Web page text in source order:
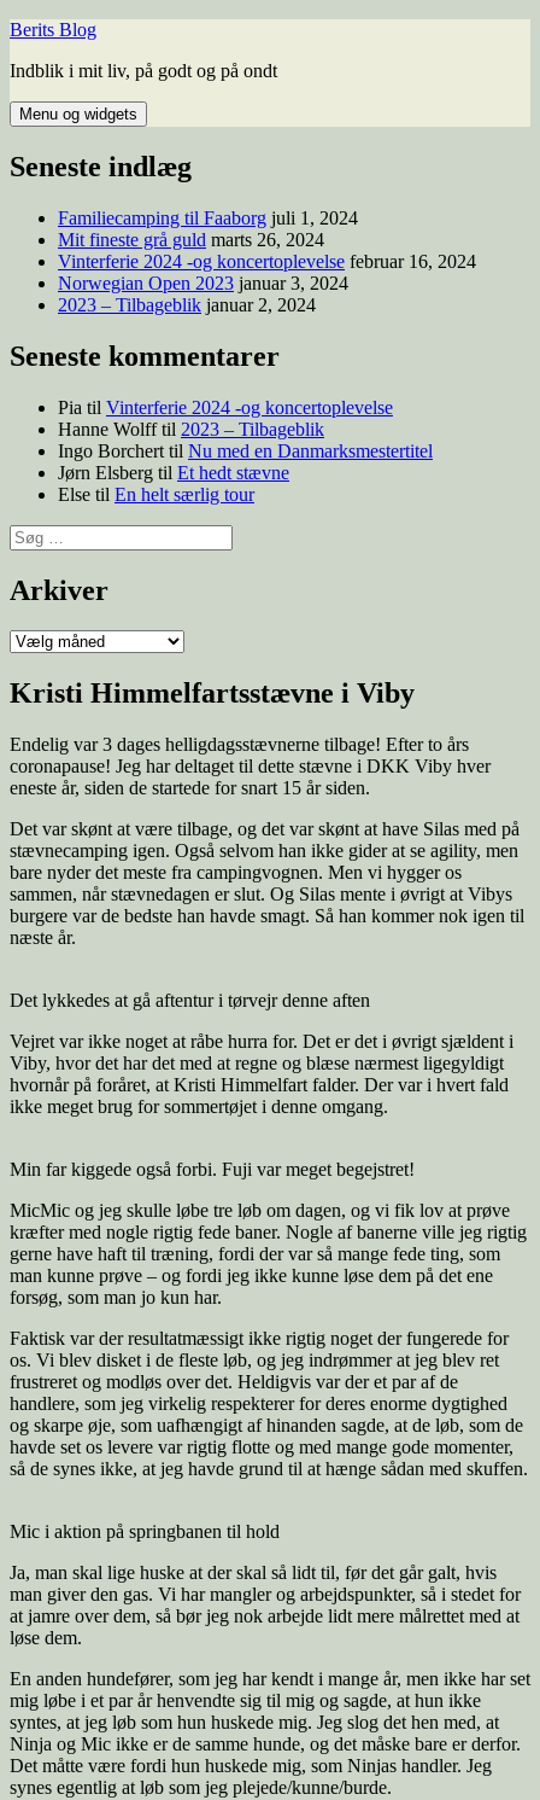
Hop
indhold
Berits Blog
Indblik i mit liv, på godt og på ondt
Menu og widgets
Seneste indlæg
Familiecamping til Faaborg juli 1, 2024
Mit fineste grå guld marts 26, 2024
Vinterferie 2024 -og koncertoplevelse februar 16, 2024
Norwegian Open 2023 januar 3, 2024
2023 – Tilbageblik januar 2, 2024
Seneste kommentarer
Pia til Vinterferie 2024 -og koncertoplevelse
Hanne Wolfftil 2023 – Tilbageblik
Ingo Borchert til Nu med en Danmarksmestertitel
Jørn Elsberg til Et hedt stævne
Else til En helt særlig tour
Søg
efter:
Arkiver
Arkiver
Kristi Himmelfartsstævne i Viby
Endelig var 3 dages helligdagsstævnerne tilbage! Efter to års
coronapause! Jeg har deltaget til dette stævne i DKK Viby hver
eneste år, siden de startede for snart 15 år siden.
Det var skønt at være tilbage, og det var skønt at have Silas med på
stævnecamping igen. Også selvom han ikke gider at se agility, men
bare nyder det meste fra campingvognen. Men vi hygger os
sammen, når stævnedagen er slut. Og Silas mente i øvrigt at Vibys
burgere var de bedste han havde smagt. Så han kommer nok igen til
næste år.
Det lykkedes at gå aftentur i tørvejr denne aften
Vejret var ikke noget at råbe hurra for. Det er det i øvrigt sjældent i
Viby, hvor det har det med at regne og blæse nærmest ligegyldigt
hvornår på foråret, at Kristi Himmelfart falder. Der var i hvert fald
ikke meget brug for sommertøjet i denne omgang.
Min far kiggede også forbi. Fuji var meget begejstret!
MicMic og jeg skulle løbe tre løb om dagen, og vi fik lov at prøve
kræfter med nogle rigtig fede baner. Nogle af banerne ville jeg rigtig
gerne have haft til træning, fordi der var så mange fede ting, som
man kunne prøve – og fordi jeg ikke kunne løse dem på det ene
forsøg, som man jo kun har.
Faktisk var der resultatmæssigt ikke rigtig noget der fungerede for
os. Vi blev disket i de fleste løb, og jeg indrømmer at jeg blev ret
frustreret og modløs over det. Heldigvis var der et par af de
handlere, som jeg virkelig respekterer for deres enorme dygtighed
og skarpe øje, som uafhængigt af hinanden sagde, at de løb, som de
havde set os levere var rigtig flotte og med mange gode momenter,
så de synes ikke, at jeg havde grund til at hænge sådan med skuffen.
Mic i aktion på springbanen til hold
Ja, man skal lige huske at der skal så lidt til, før det går galt, hvis
man giver den gas. Vi har mangler og arbejdspunkter, så i stedet for
at jamre over dem, så bør jeg nok arbejde lidt mere målrettet med at
løse dem.
En anden hundefører, som jeg har kendt i mange år, men ikke har set
mig løbe i et par år henvendte sig til mig og sagde, at hun ikke
syntes, at jeg løb som hun huskede mig. Jeg slog det hen med, at
Ninja og Mic ikke er de samme hunde, og det måske bare er derfor.
Det måtte være fordi hun huskede mig, som Ninjas handler. Jeg
synes egentlig at løb som jeg plejede/kunne/burde.